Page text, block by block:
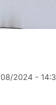
2024 -